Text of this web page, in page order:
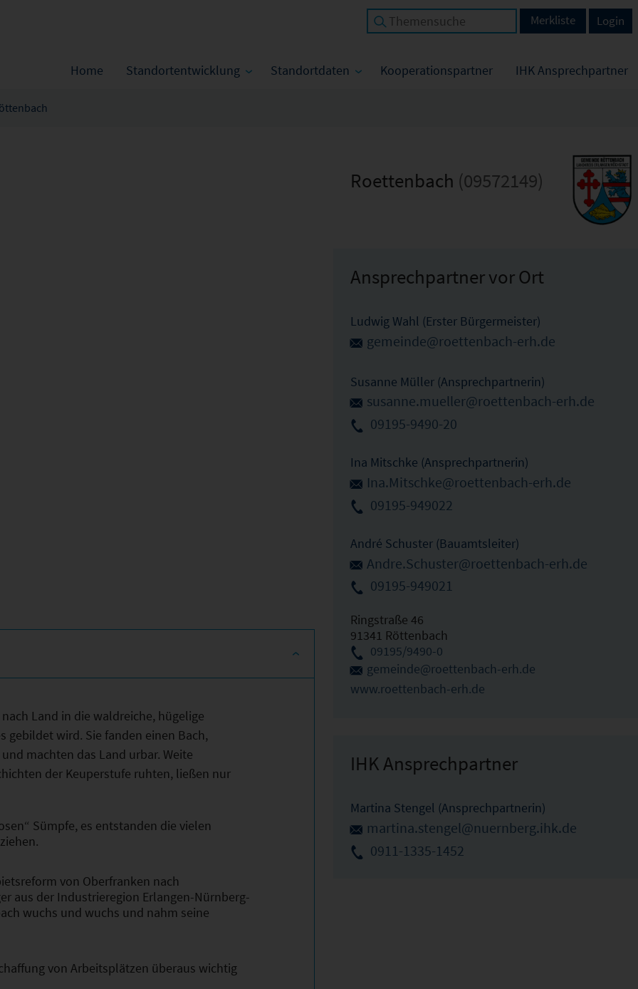
Home Standortentwicklung Standortdaten Kooperationspartner IHK Ansprechpartner
Login
Merkliste
Land in die waldreiche, hügelige
gebildet wird. Sie fanden einen Bach,
machten das Land urbar. Weite
der Keuperstufe ruhten, ließen nur
Sümpfe, es entstanden die vielen
von Oberfranken nach
aus der Industrieregion Erlangen-Nürnberg-
wuchs und wuchs und nahm seine
von Arbeitsplätzen überaus wichtig
Roettenbach (09572149)
Ansprechpartner vor Ort
Ludwig Wahl (Erster Bürgermeister)
gemeinde@roettenbach-erh.de
Susanne Müller (Ansprechpartnerin)
susanne.mueller@roettenbach-erh.de
09195-9490-20
Ina Mitschke (Ansprechpartnerin)
Ina.Mitschke@roettenbach-erh.de
09195-949022
André Schuster (Bauamtsleiter)
Andre.Schuster@roettenbach-erh.de
09195-949021
Ringstraße 46
91341 Röttenbach
09195/9490-0
gemeinde@roettenbach-erh.de
www.roettenbach-erh.de
IHK Ansprechpartner
Martina Stengel (Ansprechpartnerin)
martina.stengel@nuernberg.ihk.de
0911-1335-1452